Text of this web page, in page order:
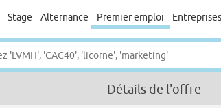
Stage Alternance Premier emploi Entreprises
Détails de l'offre